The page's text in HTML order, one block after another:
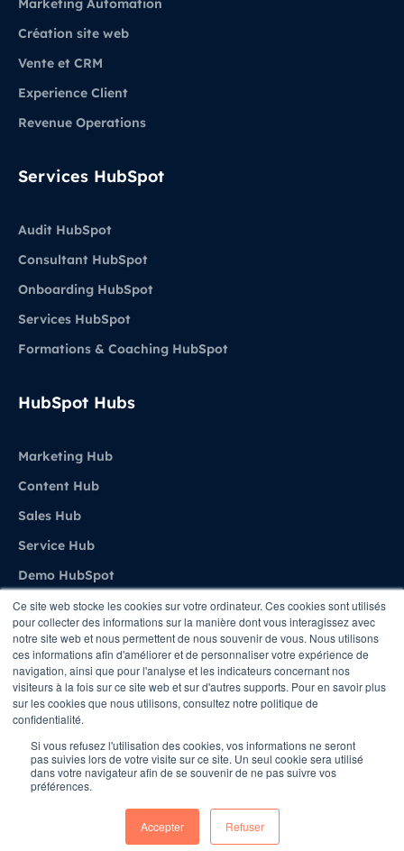
Ce site web stocke les cookies sur votre ordinateur. Ces cookies sont utilisés
pour collecter des informations sur la manière dont vous interagissez avec
notre site web et nous permettent de nous souvenir de vous. Nous utilisons
ces informations afin d'améliorer et de personnaliser votre expérience de
navigation, ainsi que pour l'analyse et les indicateurs concernant nos
visiteurs à la fois sur ce site web et sur d'autres supports. Pour en savoir plus
sur les cookies que nous utilisons, consultez notre politique de
confidentialité.
Si vous refusez l'utilisation des cookies, vos informations ne seront
pas suivies lors de votre visite sur ce site. Un seul cookie sera utilisé
dans votre navigateur afin de se souvenir de ne pas suivre vos
préférences.
Accepter Refuser
Marketing Automation
Création site web
Vente et CRM
Experience Client
Revenue Operations
Services HubSpot
Audit HubSpot
Consultant HubSpot
Onboarding HubSpot
Services HubSpot
Formations & Coaching HubSpot
HubSpot Hubs
Marketing Hub
Content Hub
Sales Hub
Service Hub
Demo HubSpot
Agence
A propos de Stratenet
Stratenet X HubSpot
Nous Contacter
Copyright © STRATENET - All rights Reserved
Privacy Policy